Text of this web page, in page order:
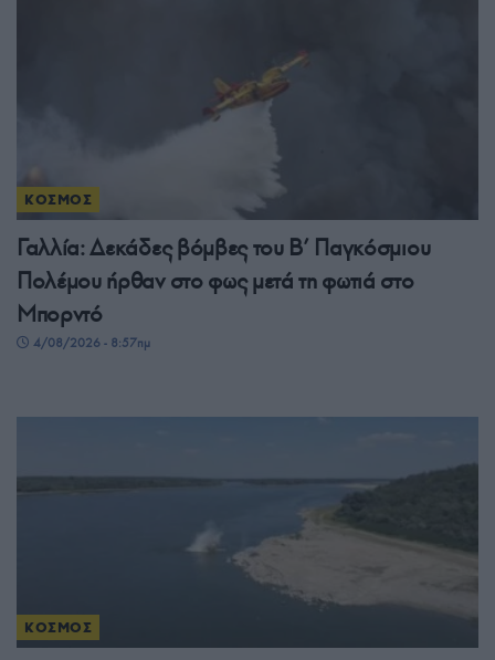
ΚΟΣΜΟΣ
Γαλλία: Δεκάδες βόμβες του Β’ Παγκόσμιου
Πολέμου ήρθαν στο φως μετά τη φωτιά στο
Μπορντό
4/08/2026 - 8:57πμ
ΚΟΣΜΟΣ